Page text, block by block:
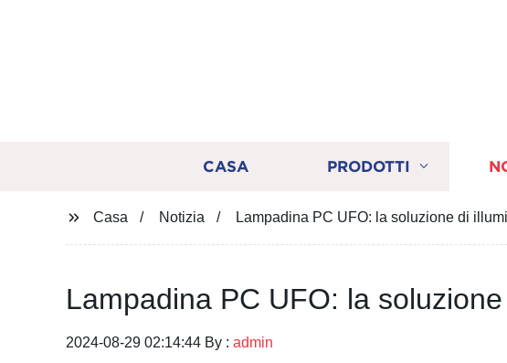
CASA PRODOTTI
Casa Notizia Lampadina PC UFO: la soluzione di
Lampadina PC UFO: la
2024-08-29 02:14:44 By : admin